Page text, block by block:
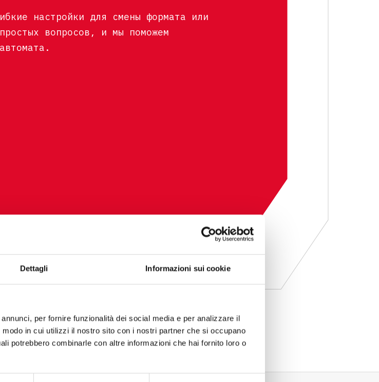
Dettagli Informazioni sui cookie
per fornire funzionalità dei social media e per analizzare il
in cui utilizzi il nostro sito con i nostri partner che si occupano
potrebbero combinarle con altre informazioni che hai fornito loro o
настройки для смены формата или
вопросов, и мы поможем